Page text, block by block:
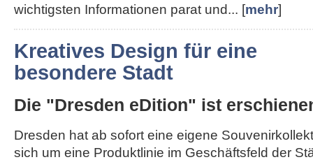
wichtigsten Informationen parat und... [mehr]
Kreatives Design für eine
besondere Stadt
Die "Dresden eDition" ist
Dresden hat ab sofort eine eigene
sich um eine Produktlinie im Geschäftsfeld der